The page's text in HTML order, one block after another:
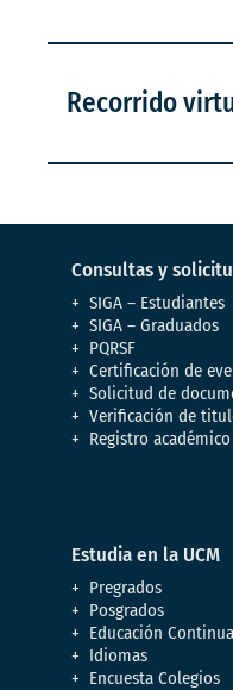
Recorrido
Consultas y
SIGA – Estudiantes
SIGA – Graduados
PQRSF
Certificación de
Solicitud de
Verificación de
Registro
Estudia en la UCM
Pregrados
Posgrados
Educación
Idiomas
Encuesta Colegios